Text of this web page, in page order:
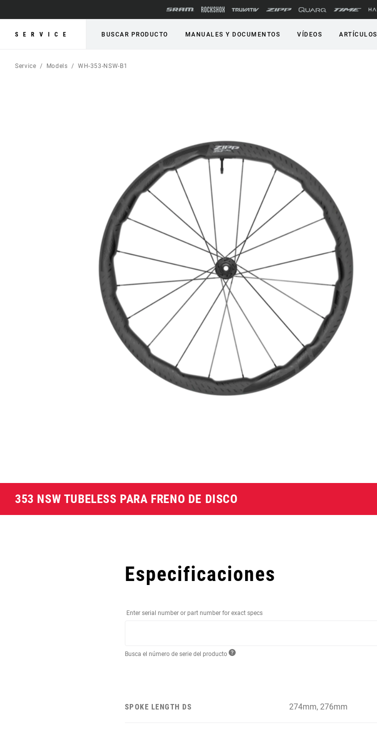
SERVICE BUSCAR PRODUCTO MANUALES Y DOCUMENTOS VÍDEOS ARTÍCULOS
Service Models WH-353-NSW-B1
353 NSW TUBELESS PARA FRENO DE DISCO
Especificaciones
Enter serial number or part number for exact specs
Busca el número de serie del producto
SPOKE LENGTH DS 274mm, 276mm